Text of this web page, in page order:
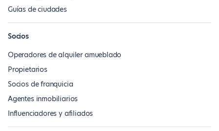
Guías de ciudades
Socios
Operadores de alquiler amueblado
Propietarios
Socios de franquicia
Agentes inmobiliarios
Influenciadores y afiliados